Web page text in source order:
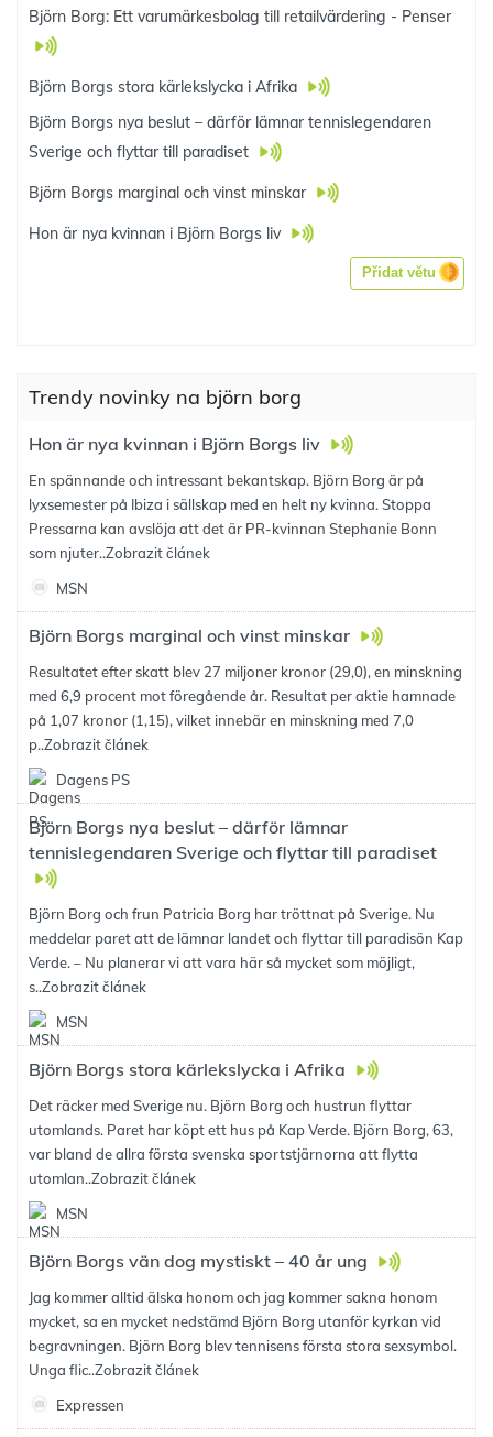
Björn Borg: Ett varumärkesbolag till retailvärdering - Penser
Björn Borgs stora kärlekslycka i Afrika
Björn Borgs nya beslut – därför lämnar tennislegendaren
Sverige och flyttar till paradiset
Björn Borgs marginal och vinst minskar
Hon är nya kvinnan i Björn Borgs liv
Přidat větu
Trendy novinky na björn borg
Hon är nya kvinnan i Björn Borgs liv
En spännande och intressant bekantskap. Björn Borg är på
lyxsemester på Ibiza i sällskap med en helt ny kvinna. Stoppa
Pressarna kan avslöja att det är PR-kvinnan Stephanie Bonn
som njuter..Zobrazit článek
MSN
Björn Borgs marginal och vinst minskar
Resultatet efter skatt blev 27 miljoner kronor (29,0), en minskning
med 6,9 procent mot föregående år. Resultat per aktie hamnade
på 1,07 kronor (1,15), vilket innebär en minskning med 7,0
p..Zobrazit článek
Dagens PS
Björn Borgs nya beslut – därför lämnar
tennislegendaren Sverige och flyttar till paradiset
Björn Borg och frun Patricia Borg har tröttnat på Sverige. Nu
meddelar paret att de lämnar landet och flyttar till paradisön Kap
Verde. – Nu planerar vi att vara här så mycket som möjligt,
s..Zobrazit článek
MSN
Björn Borgs stora kärlekslycka i Afrika
Det räcker med Sverige nu. Björn Borg och hustrun flyttar
utomlands. Paret har köpt ett hus på Kap Verde. Björn Borg, 63,
var bland de allra första svenska sportstjärnorna att flytta
utomlan..Zobrazit článek
MSN
Björn Borgs vän dog mystiskt – 40 år ung
Jag kommer alltid älska honom och jag kommer sakna honom
mycket, sa en mycket nedstämd Björn Borg utanför kyrkan vid
begravningen. Björn Borg blev tennisens första stora sexsymbol.
Unga flic..Zobrazit článek
Expressen